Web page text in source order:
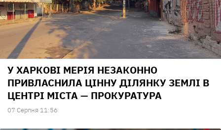
У ХАРКОВІ МЕРІЯ НЕЗАКОННО
ПРИВЛАСНИЛА ЦІННУ ДІЛЯНКУ ЗЕМЛІ В
ЦЕНТРІ МІСТА — ПРОКУРАТУРА
07 Серпня 11:56